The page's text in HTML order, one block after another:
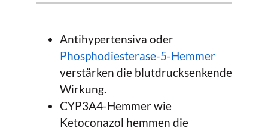
Antihypertensiva oder
Phosphodiesterase-5-Hemmer
verstärken die blutdrucksenkende
Wirkung.
CYP3A4-Hemmer wie
Ketoconazol hemmen die